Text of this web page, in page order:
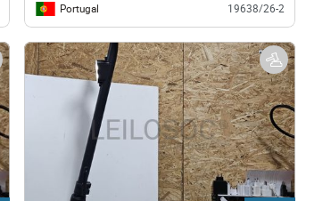
Portugal 19638/26-2